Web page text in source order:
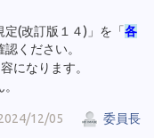
定(改訂版１４)」を「各
ください。
になります。
12/05 委員長